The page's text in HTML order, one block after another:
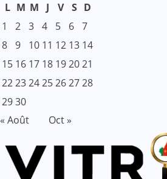
L M M J V S D
1
2 3 4 5 6 7
8 9 10 11 12 13 14
15 16 17 18 192021
22232425262728
2930
« Août
Oct »